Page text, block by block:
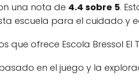
una nota de 4.4 sobre 5.
escuela para el cuidado y
que ofrece Escola Bressol El
en el juego y la